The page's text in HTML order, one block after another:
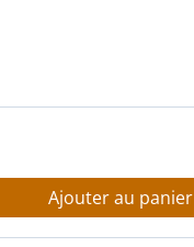
Ajouter au panier